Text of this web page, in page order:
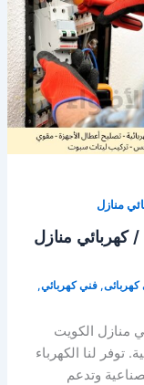
منازل
فني كهربائي الجهراء / 66628579 / كهربائي منازل
كهربائى, فني كهربائي,
/ 66628579 / كهربائي منازل الكويت
توفر لنا الكهرباء
وتدعم